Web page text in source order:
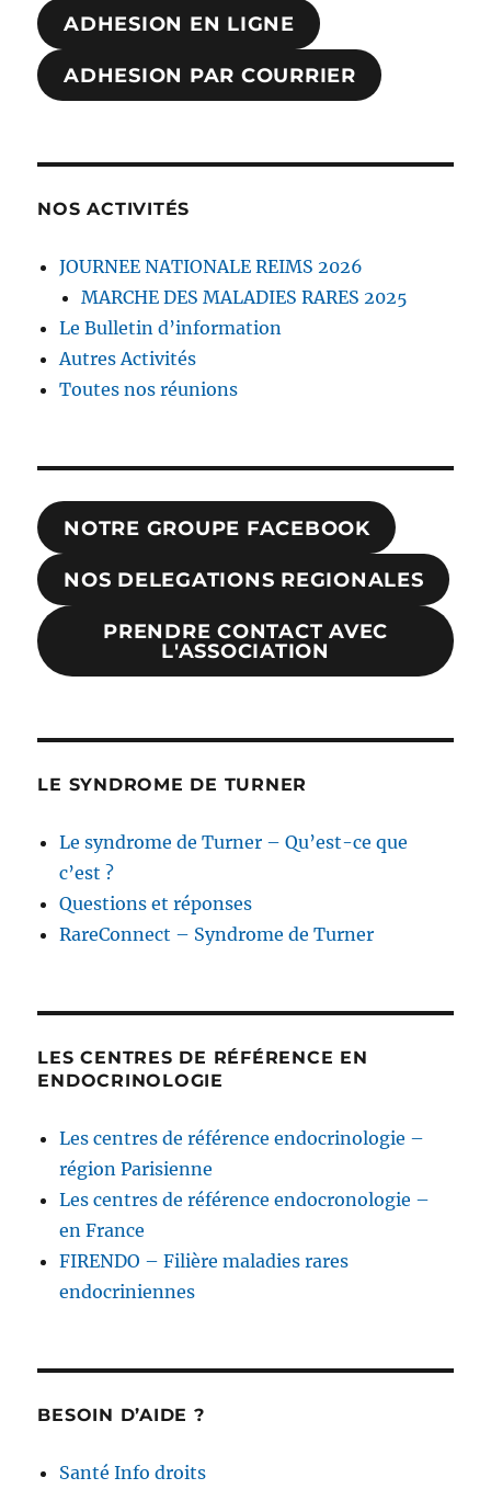
ADHESION EN LIGNE
ADHESION PAR COURRIER
NOS ACTIVITÉS
JOURNEE NATIONALE REIMS 2026
MARCHE DES MALADIES RARES 2025
Le Bulletin d’information
Autres Activités
Toutes nos réunions
NOTRE GROUPE FACEBOOK
NOS DELEGATIONS REGIONALES
PRENDRE CONTACT AVEC
L'ASSOCIATION
LE SYNDROME DE TURNER
Le syndrome de Turner – Qu’est-ce que
c’est ?
Questions et réponses
RareConnect – Syndrome de Turner
LES CENTRES DE RÉFÉRENCE EN
ENDOCRINOLOGIE
Les centres de référence endocrinologie –
région Parisienne
Les centres de référence endocronologie –
en France
FIRENDO – Filière maladies rares
endocriniennes
BESOIN D’AIDE ?
Santé Info droits